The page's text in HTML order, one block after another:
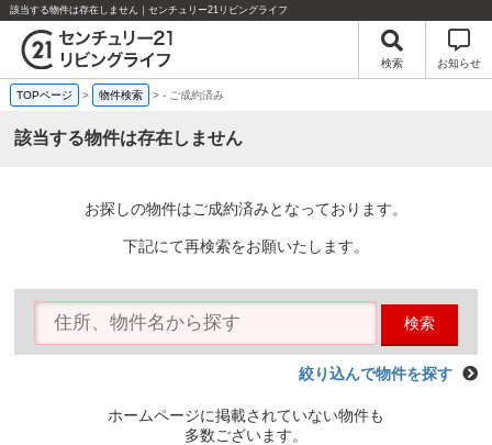
該当する物件は存在しません｜センチュリー21リビングライフ
検索 お知らせ
TOPページ > 物件検索 >- ご成約済み
該当する物件は存在しません
お探しの物件はご成約済みとなっております。
下記にて再検索をお願いたします。
検索
絞り込んで物件を探す
ホームページに掲載されていない物件も
多数ございます。